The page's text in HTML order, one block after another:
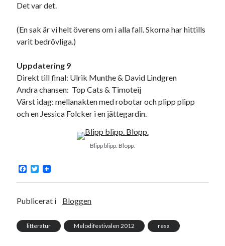
Det var det.
(En sak är vi helt överens om i alla fall. Skorna har hittills
varit bedrövliga.)
Uppdatering 9
Direkt till final: Ulrik Munthe & David Lindgren
Andra chansen: Top Cats & Timoteij
Värst idag: mellanakten med robotar och plipp plipp
och en Jessica Folcker i en jättegardin.
Blipp blipp. Blopp.
F
c
b
k
T
i
t
Publicerat i Bloggen
litteratur Melodifestivalen 2012 resa